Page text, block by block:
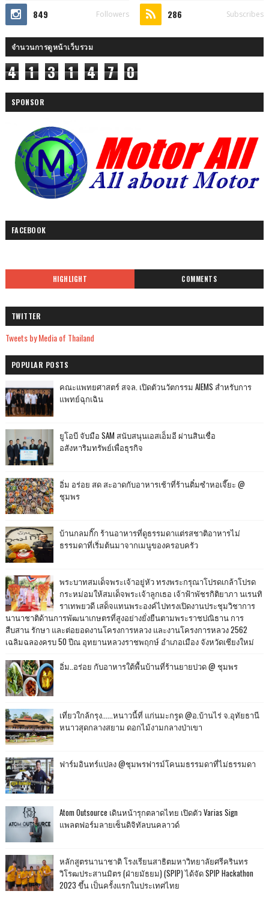
849 Followers 286 Subscribes
จำนวนการดูหน้าเว็บรวม
4 1 3 1 4 7 0
SPONSOR
FACEBOOK
HIGHLIGHT COMMENTS
TWITTER
Tweets by Media of Thailand
POPULAR POSTS
คณะแพทยศาสตร์ สจล. เปิดตัวนวัตกรรม AIEMS สำหรับการ
แพทย์ฉุกเฉิน
ยูโอบี จับมือ SAM สนับสนุนเอสเอ็มอี ผ่านสินเชื่อ
อสังหาริมทรัพย์เพื่อธุรกิจ
อิ่ม อร่อย สด สะอาดกับอาหารเช้าที่ร้านติ๋มซำหอเจี๊ยะ @
ชุมพร
บ้านกลมกิ๊ก ร้านอาหารที่ดูธรรมดาแต่รสชาติอาหารไม่
ธรรมดาที่เริ่มต้นมาจากเมนูของครอบครัว
พระบาทสมเด็จพระเจ้าอยู่หัว ทรงพระกรุณาโปรดเกล้าโปรด
กระหม่อมให้สมเด็จพระเจ้าลูกเธอ เจ้าฟ้าพัชรกิติยาภา นเรนทิ
ราเทพยวดี เสด็จแทนพระองค์ไปทรงเปิดงานประชุมวิชาการ
นานาชาติด้านการพัฒนาเกษตรที่สูงอย่างยั่งยืนตามพระราชปณิธาน การ
สืบสาน รักษา และต่อยอดงานโครงการหลวง และงานโครงการหลวง 2562
เฉลิมฉลองครบ 50 ปีณ อุทยานหลวงราชพฤกษ์ อำเภอเมือง จังหวัดเชียงใหม่
อิ่ม..อร่อย กับอาหารใต้พื้นบ้านที่ร้านยายปวด @ ชุมพร
เที่ยวใกล้กรุง......หนาวนี้ที่ แก่นมะกรูด @อ.บ้านไร่ จ.อุทัยธานี
หนาวสุดกลางสยาม ดอกไม้งามกลางป่าเขา
ฟาร์มอินทร์แปลง @ชุมพรฟารม์โคนมธรรมดาที่ไม่ธรรมดา
Atom Outsource เดินหน้ารุกตลาดไทย เปิดตัว Varias Sign
แพลตฟอร์มลายเซ็นดิจิทัลบนคลาวด์
หลักสูตรนานาชาติ โรงเรียนสาธิตมหาวิทยาลัยศรีครินทร
วิโรฒประสานมิตร (ฝ่ายมัธยม) (SPIP) ได้จัด SPIP Hackathon
2023 ขึ้น เป็นครั้งแรกในประเทศไทย